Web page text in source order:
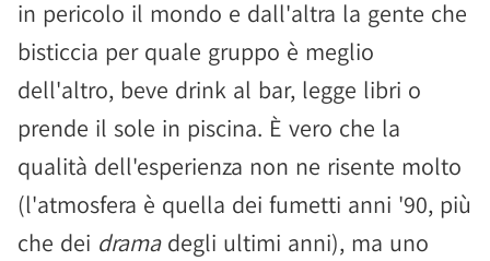
in pericolo il mondo e dall'altra la gente che
bisticcia per quale gruppo è meglio
dell'altro, beve drink al bar, legge libri o
prende il sole in piscina. È vero che la
qualità dell'esperienza non ne risente molto
(l'atmosfera è quella dei fumetti anni '90, più
che dei dramadegli ultimi anni), ma uno